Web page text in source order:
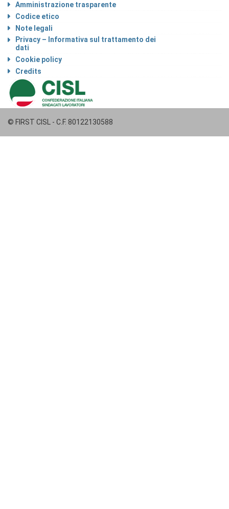
Amministrazione trasparente
Codice etico
Note legali
Privacy – Informativa sul trattamento dei
dati
Cookie policy
Credits
© FIRST CISL - C.F. 80122130588